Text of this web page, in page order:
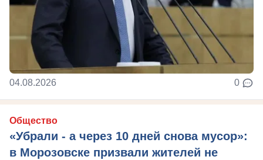
04.08.2026 0
Общество
«Убрали - а через 10 дней снова мусор»:
в Морозовске призвали жителей не